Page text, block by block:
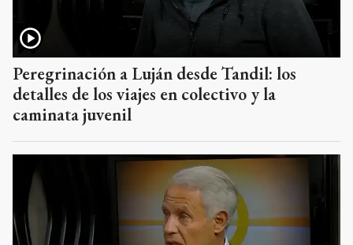
Peregrinación a Luján desde Tandil: los
detalles de los viajes en colectivo y la
caminata juvenil